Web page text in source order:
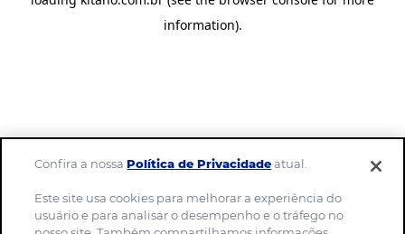
information).
Confira a nossaPolítica de Privacidadeatual.
Este site usa cookies para melhorar a experiência do
usuário e para analisar o desempenho e o tráfego no